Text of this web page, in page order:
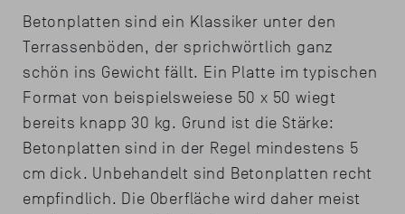
Betonplatten sind ein Klassiker unter den
Terrassenböden, der sprichwörtlich ganz
schön ins Gewicht fällt. Ein Platte im typischen
Format von beispielsweiese 50 x 50 wiegt
bereits knapp 30 kg. Grund ist die Stärke:
Betonplatten sind in der Regel mindestens 5
cm dick. Unbehandelt sind Betonplatten recht
empfindlich. Die Oberfläche wird daher meist